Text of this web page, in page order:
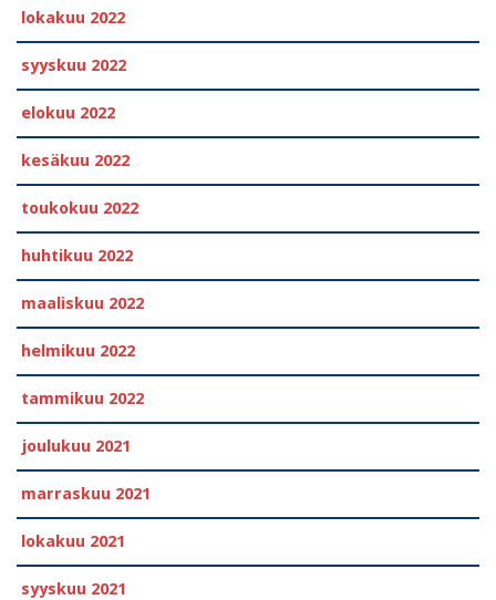
lokakuu 2022
syyskuu 2022
elokuu 2022
kesäkuu 2022
toukokuu 2022
huhtikuu 2022
maaliskuu 2022
helmikuu 2022
tammikuu 2022
joulukuu 2021
marraskuu 2021
lokakuu 2021
syyskuu 2021